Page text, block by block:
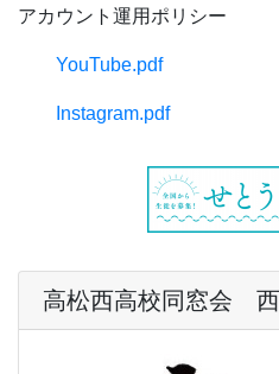
アカウント運用ポリシー
YouTube.pdf
Instagram.pdf
高松西高校同窓会